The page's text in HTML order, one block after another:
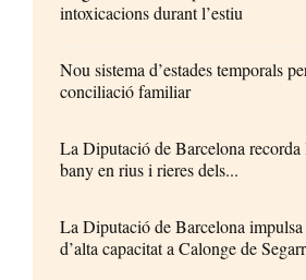
intoxicacions durant l’estiu
Nou sistema d’estades temporals
conciliació familiar
La Diputació de Barcelona
bany en rius i rieres dels...
La Diputació de Barcelona
d’alta capacitat a Calonge de